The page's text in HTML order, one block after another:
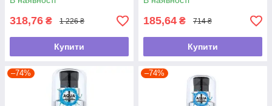
318,76 ₴ 1 226 ₴
Купити
185,64 ₴ 714 ₴
Купити
–74% –74%